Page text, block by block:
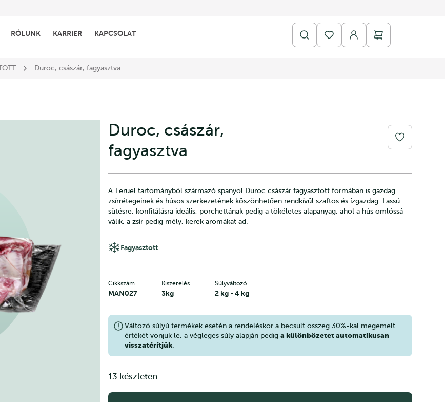
RÓLUNK KARRIER KAPCSOLAT
Duroc, császár, fagyasztva
Duroc, császár,
fagyasztva
A Teruel tartományból származó spanyol Duroc császár fagyasztott formában is gazdag
zsírrétegeinek és húsos szerkezetének köszönhetően rendkívül szaftos és ízgazdag. Lassú
sütésre, konfitálásra ideális, porchettának pedig a tökéletes alapanyag, ahol a hús omlóssá
válik, a zsír pedig mély, kerek aromákat ad.
Fagyasztott
Cikkszám
MAN027
Kiszerelés
3kg
Súlyváltozó
2 kg - 4 kg
Változó súlyú termékek esetén a rendeléskor a becsült összeg 30%-kal megemelt
értékét vonjuk le, a végleges súly alapján pedig a különbözetet automatikusan
visszatérítjük
13 készleten